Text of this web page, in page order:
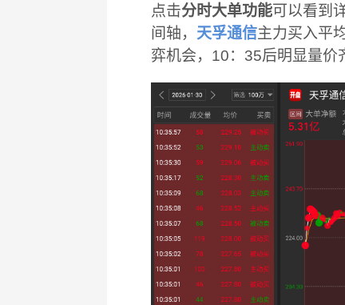
点击分时大单功能可以看到
间轴， 天孚通信主力买入平
弈机会，10：35后明显量价